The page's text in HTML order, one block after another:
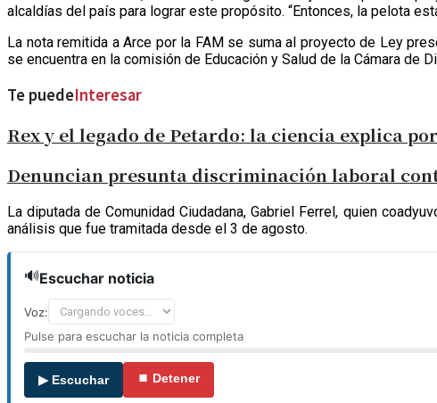
alcaldías del país para lograr este propósito. “Entonces, la pelota
La nota remitida a Arce por la FAM se suma al proyecto de Ley
se encuentra en la comisión de Educación y Salud de la Cámara de
Te puedeInteresar
Rex y el legado de Petardo: la ciencia explica
Denuncian presunta discriminación laboral
La diputada de Comunidad Ciudadana, Gabriel Ferrel, quien
análisis que fue tramitada desde el 3 de agosto.
🔊Escuchar noticia
Voz:
Pulse para escuchar la noticia completa
▶ Escuchar ⏹ Detener